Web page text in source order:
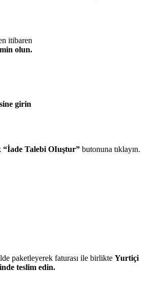
itibaren
olun.
girin
“İade Talebi OIuştur” butonuna tıklayın.
paketleyerek faturası ile birlikte Yurtiçi
teslim edin.